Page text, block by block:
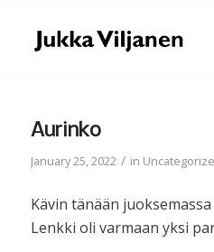
Aurinko
January 25, 2022 / in
Kävin tänään
Lenkki oli varmaan yksi